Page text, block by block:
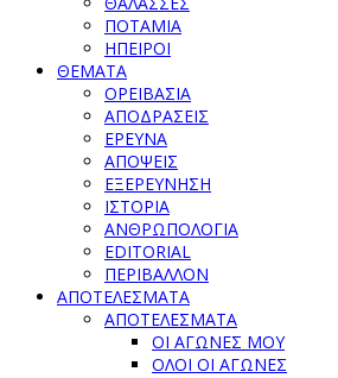
ΠΟΤΑΜΙΑ
ΗΠΕΙΡΟΙ
ΘΕΜΑΤΑ
ΟΡΕΙΒΑΣΙΑ
ΑΠΟΔΡΑΣΕΙΣ
ΕΡΕΥΝΑ
ΑΠΟΨΕΙΣ
ΕΞΕΡΕΥΝΗΣΗ
ΙΣΤΟΡΙΑ
ΑΝΘΡΩΠΟΛΟΓΙΑ
EDITORIAL
ΠΕΡΙΒΑΛΛΟΝ
ΑΠΟΤΕΛΕΣΜΑΤΑ
ΑΠΟΤΕΛΕΣΜΑΤΑ
ΟΙ ΑΓΩΝΕΣ ΜΟΥ
ΟΛΟΙ ΟΙ ΑΓΩΝΕΣ